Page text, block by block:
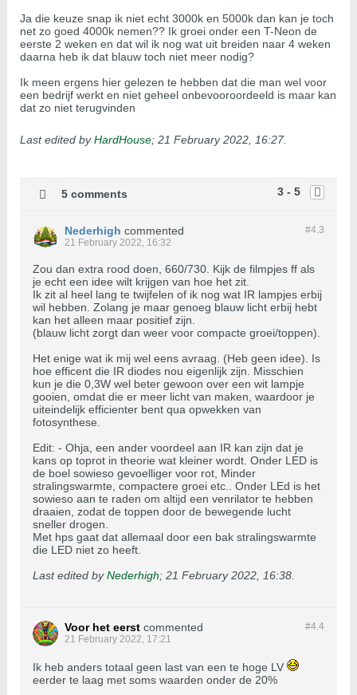
Ja die keuze snap ik niet echt 3000k en 5000k dan kan je toch
net zo goed 4000k nemen?? Ik groei onder een T-Neon de
eerste 2 weken en dat wil ik nog wat uit breiden naar 4 weken
daarna heb ik dat blauw toch niet meer nodig?
Ik meen ergens hier gelezen te hebben dat die man wel voor
een bedrijf werkt en niet geheel onbevooroordeeld is maar kan
dat zo niet terugvinden
Last edited byHardHouse; 21 February 2022, 16:27.
3 - 5
5 comments
#4.3
Nederhigh commented
21 February 2022, 16:32
Zou dan extra rood doen, 660/730. Kijk de filmpjes ff als
je echt een idee wilt krijgen van hoe het zit.
Ik zit al heel lang te twijfelen of ik nog wat IR lampjes erbij
wil hebben. Zolang je maar genoeg blauw licht erbij hebt
kan het alleen maar positief zijn.
(blauw licht zorgt dan weer voor compacte groei/toppen).
Het enige wat ik mij wel eens avraag. (Heb geen idee). Is
hoe efficent die IR diodes nou eigenlijk zijn. Misschien
kun je die 0,3W wel beter gewoon over een wit lampje
gooien, omdat die er meer licht van maken, waardoor je
uiteindelijk efficienter bent qua opwekken van
fotosynthese.
Edit: - Ohja, een ander voordeel aan IR kan zijn dat je
kans op toprot in theorie wat kleiner wordt. Onder LED is
de boel sowieso gevoelliger voor rot, Minder
stralingswarmte, compactere groei etc.. Onder LEd is het
sowieso aan te raden om altijd een venrilator te hebben
draaien, zodat de toppen door de bewegende lucht
sneller drogen.
Met hps gaat dat allemaal door een bak stralingswarmte
die LED niet zo heeft.
Last edited byNederhigh; 21 February 2022, 16:38
#4.4
Voor het eerst commented
21 February 2022, 17:21
Ik heb anders totaal geen last van een te hoge LV
eerder te laag met soms waarden onder de 20%